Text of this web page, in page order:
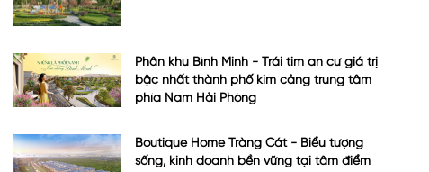
Phân khu Bình Minh - Trái tim an cư giá trị
bậc nhất thành phố kim cảng trung tâm
phía Nam Hải Phòng
Boutique Home Tràng Cát - Biểu tượng
sống, kinh doanh bền vững tại tâm điểm